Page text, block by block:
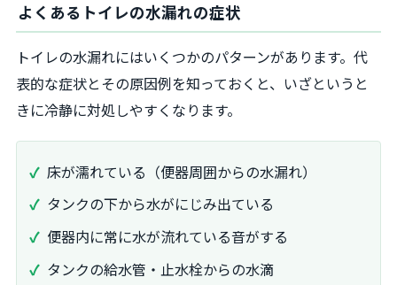
よくあるトイレの水漏れの症状
トイレの水漏れにはいくつかのパターンがあります。代
表的な症状とその原因例を知っておくと、いざというと
きに冷静に対処しやすくなります。
床が濡れている（便器周囲からの水漏れ）
タンクの下から水がにじみ出ている
便器内に常に水が流れている音がする
タンクの給水管・止水栓からの水滴